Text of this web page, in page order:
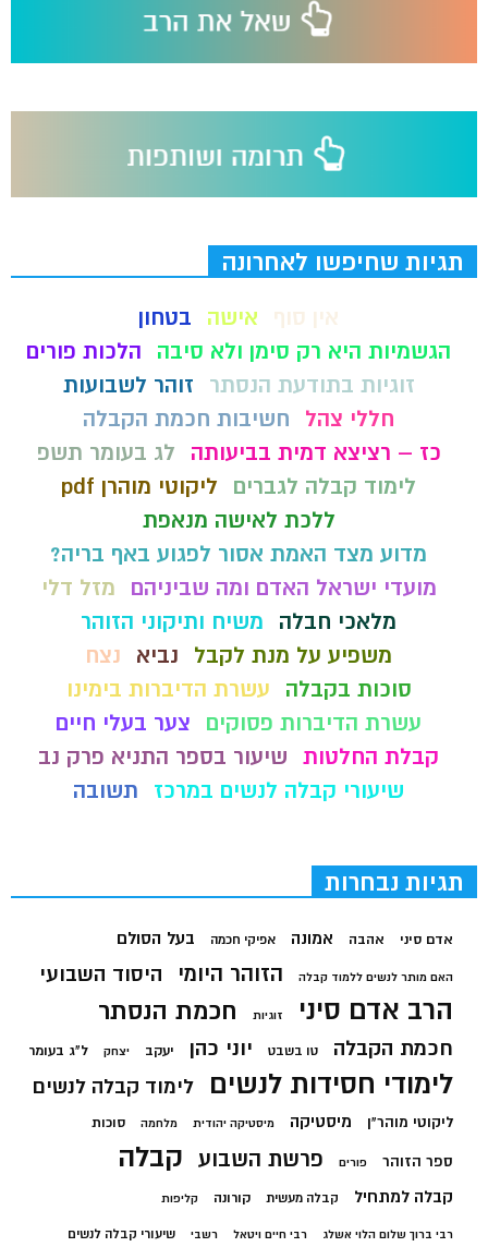
תגיות שחיפשו לאחרונה
אין סוף אישה
בטחון
הגשמיות היא רק סימן ולא סיבה
הלכות פורים
זוגיות בתודעת הנסתר
זוהר לשבועות
חללי צהל
חשיבות חכמת הקבלה
כז – רציצא דמית בביעותה
לג בעומר תשפ
לימוד קבלה לגברים ליקוטי מוהרן pdf
ללכת לאישה מנאפת
מדוע מצד האמת אסור לפגוע באף בריה?
מועדי ישראל האדם ומה שביניהם
מזל דלי
מלאכי חבלה
משיח ותיקוני הזוהר
משפיע על מנת לקבל
נביא
נצח
סוכות בקבלה
עשרת הדיברות בימינו
עשרת הדיברות פסוקים
צער בעלי חיים
קבלת החלטות שיעור בספר התניא פרק נב
שיעורי קבלה לנשים במרכז
תשובה
תגיות נבחרות
אדם סיני אהבה אמונה אפיקי חכמה בעל הסולם
האם מותר לנשים ללמוד קבלה הזוהר היומי היסוד השבועי
הרב אדם סיני זוגיות חכמת הנסתר
חכמת הקבלה טו בשבט יוני כהן יעקב יצחק ל"ג בעומר
לימודי חסידות לנשים לימוד קבלה לנשים
ליקוטי מוהר"ן מיסטיקה מיסטיקה יהודית מלחמה סוכות
ספר הזוהר פורים פרשת השבוע קבלה
קבלה למתחיל קבלה מעשית קורונה קליפות
רבי ברוך שלום הלוי אשלג רבי חיים ויטאל רשבי שיעורי קבלה לנשים